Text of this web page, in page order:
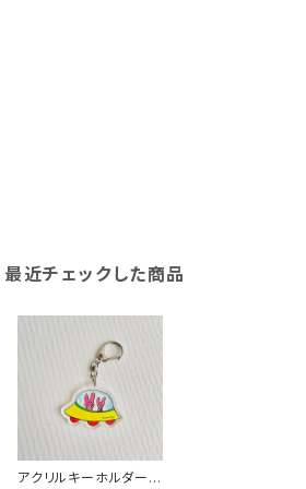
最近チェックした商品
アクリルキーホルダー